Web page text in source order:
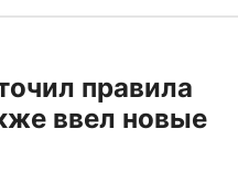
правила
ввел новые